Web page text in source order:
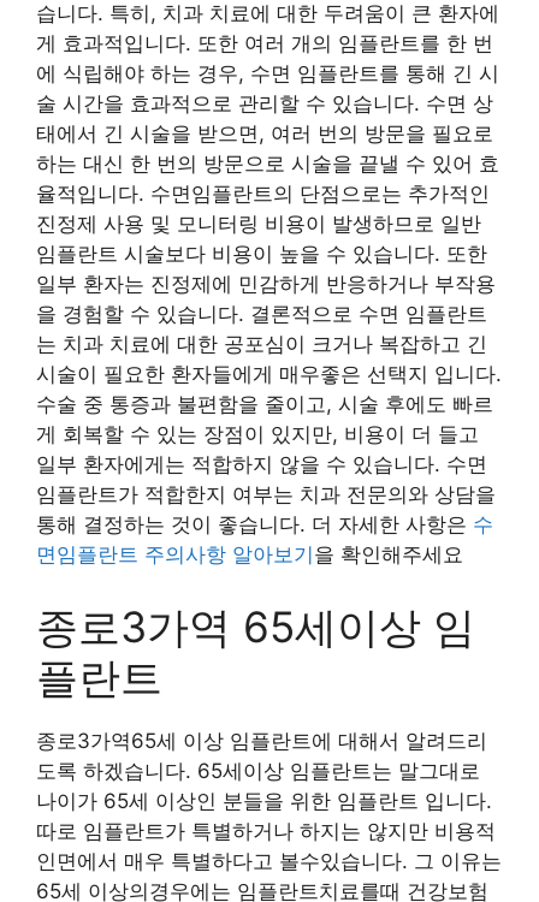
습니다. 특히, 치과 치료에 대한 두려움이 큰 환자에
게 효과적입니다. 또한 여러 개의 임플란트를 한 번
에 식립해야 하는 경우, 수면 임플란트를 통해 긴 시
술 시간을 효과적으로 관리할 수 있습니다. 수면 상
태에서 긴 시술을 받으면, 여러 번의 방문을 필요로
하는 대신 한 번의 방문으로 시술을 끝낼 수 있어 효
율적입니다. 수면임플란트의 단점으로는 추가적인
진정제 사용 및 모니터링 비용이 발생하므로 일반
임플란트 시술보다 비용이 높을 수 있습니다. 또한
일부 환자는 진정제에 민감하게 반응하거나 부작용
을 경험할 수 있습니다. 결론적으로 수면 임플란트
는 치과 치료에 대한 공포심이 크거나 복잡하고 긴
시술이 필요한 환자들에게 매우좋은 선택지 입니다.
수술 중 통증과 불편함을 줄이고, 시술 후에도 빠르
게 회복할 수 있는 장점이 있지만, 비용이 더 들고
일부 환자에게는 적합하지 않을 수 있습니다. 수면
임플란트가 적합한지 여부는 치과 전문의와 상담을
통해 결정하는 것이 좋습니다. 더 자세한 사항은 수
면임플란트 주의사항 알아보기 을 확인해주세요
종로3가역 65세이상 임
플란트
종로3가역65세 이상 임플란트에 대해서 알려드리
도록 하겠습니다. 65세이상 임플란트는 말그대로
나이가 65세 이상인 분들을 위한 임플란트 입니다.
따로 임플란트가 특별하거나 하지는 않지만 비용적
인면에서 매우 특별하다고 볼수있습니다. 그 이유는
65세 이상의경우에는 임플란트치료를때 건강보험